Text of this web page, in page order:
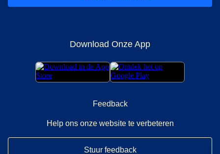
Download Onze App
Feedback
Help ons onze website te verbeteren
Stuur feedback